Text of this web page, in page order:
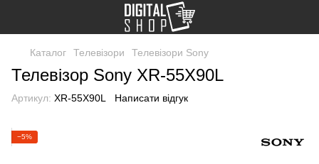
Каталог Телевізори Телевізори Sony
Телевізор Sony XR-55X90L
Артикул: XR-55X90L Написати відгук
−5%